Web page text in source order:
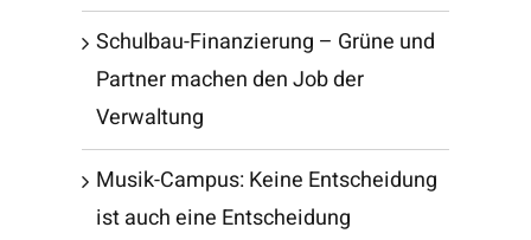
Schulbau-Finanzierung – Grüne und
Partner machen den Job der
Verwaltung
Musik-Campus: Keine Entscheidung
ist auch eine Entscheidung